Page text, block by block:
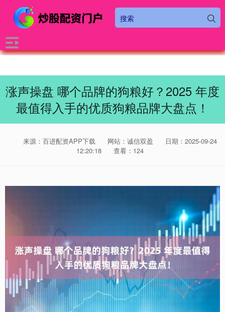
涨声操盘 哪个品牌的狗粮好？2025 年度
最值得入手的优质狗粮品牌大盘点！
来源：百进配资APP下载 网站：诚信双盈
日期：2025-09-24
12:20:18
查看：124